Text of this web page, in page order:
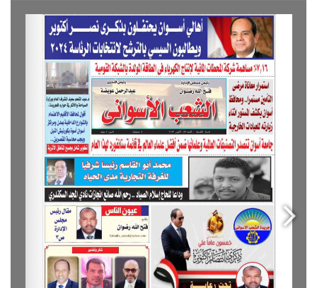
A year from now you may wish you had started
today.
The question isn’t who is going to let me; it’s who is
going to stop me.
Success is the sum of small efforts, repeated day-in
and day-out.
I find that the harder I work, the more luck I seem to
have.
If people did not do silly things, nothing intelligent
would ever get done.
Before anything else, preparation is the key to
success.
Don’t ever play yourself. Put it this way, it took me
twenty five years to get these plants, twenty five years